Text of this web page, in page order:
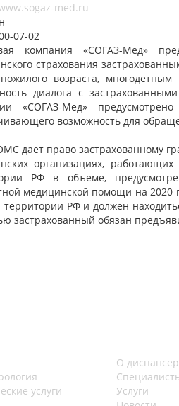
med.ru
07-02
компания «СОГАЗ-Мед»
страхования
возраста,
диалога с
«СОГАЗ-Мед» предусмотрено
возможность для
дает право застрахованному
организациях,
РФ в объеме,
медицинской помощи на 2020
территории РФ и должен
застрахованный обязан
услуги
О
Услуги